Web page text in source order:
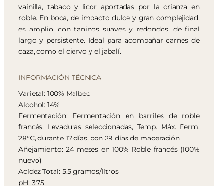
vainilla, tabaco y licor aportadas por la crianza en
roble. En boca, de impacto dulce y gran complejidad,
es amplio, con taninos suaves y redondos, de final
largo y persistente. Ideal para acompañar carnes de
caza, como el ciervo y el jabalí.
INFORMACIÓN TÉCNICA
Varietal: 100% Malbec
Alcohol: 14%
Fermentación: Fermentación en barriles de roble
francés. Levaduras seleccionadas, Temp. Máx. Ferm.
28°C, durante 17 días, con 29 días de maceración
Añejamiento: 24 meses en 100% Roble francés (100%
nuevo)
Acidez Total: 5.5 gramos/litros
pH: 3.75